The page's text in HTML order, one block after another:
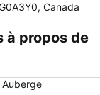
Canada
à propos de